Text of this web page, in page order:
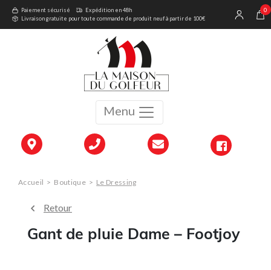
Menu
Paiement sécurisé
Expédition en 48h
Livraison gratuite pour toute commande de produit neuf à partir de 100€
0
Accueil > Boutique > Le Dressing
Retour
Gant de pluie Dame – Footjoy